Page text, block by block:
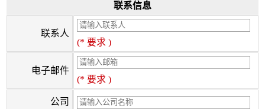
联系信息
联系人
(* 要求 )
电子邮件
(* 要求 )
公司